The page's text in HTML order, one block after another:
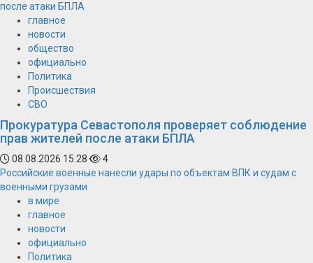
после атаки БПЛА
главное
новости
общество
официально
Политика
Происшествия
СВО
Прокуратура Севастополя проверяет соблюдение
прав жителей после атаки БПЛА
08.08.2026 15:28
4
Российские военные нанесли удары по объектам ВПК и судам с
военными грузами
в мире
главное
новости
официально
Политика